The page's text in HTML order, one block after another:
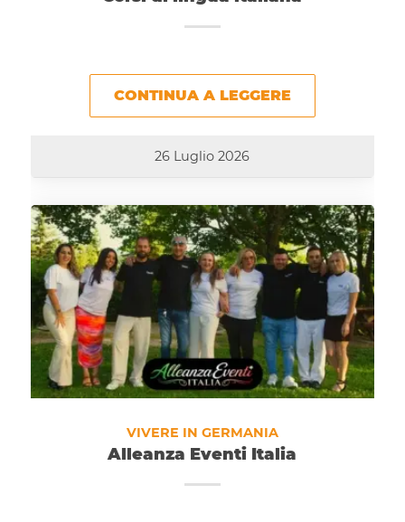
CONTINUA A LEGGERE
26 Luglio 2026
VIVERE IN GERMANIA
Alleanza Eventi Italia